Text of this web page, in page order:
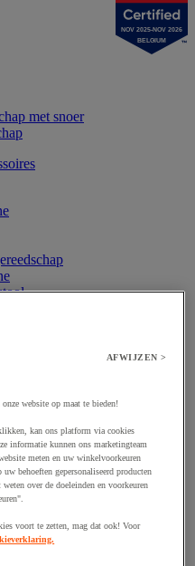
met snoer
NOV 2025-NOV 2026
BELGIUM
AFWIJZEN >
website op maat te bieden!
kan ons platform via cookies
informatie kunnen ons marketingteam
meten en uw winkelvoorkeuren
behoeften gepersonaliseerd producten
over de doeleinden en voorkeuren
voort te zetten, mag dat ook! Voor